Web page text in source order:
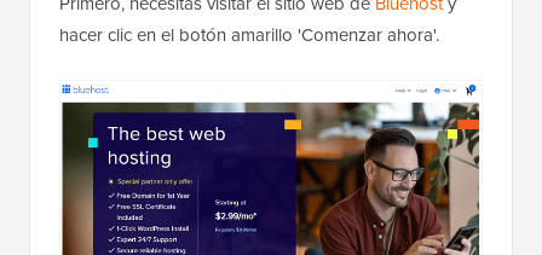
hacer clic en el botón amarillo 'Comenzar ahora'.